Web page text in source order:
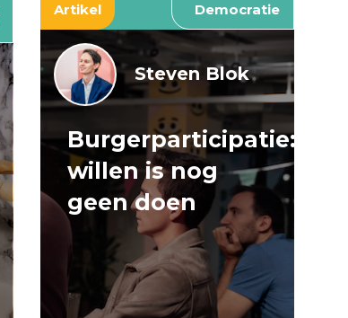
Artikel Democratie
Steven Blok
Burgerparticipatie:
willen is nog
geen doen